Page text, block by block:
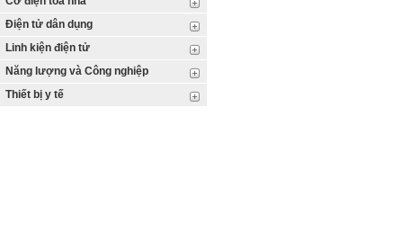
Điện tử dân dụng
Linh kiện điện tử
Năng lượng và Công nghiệp
Thiết bị y tế